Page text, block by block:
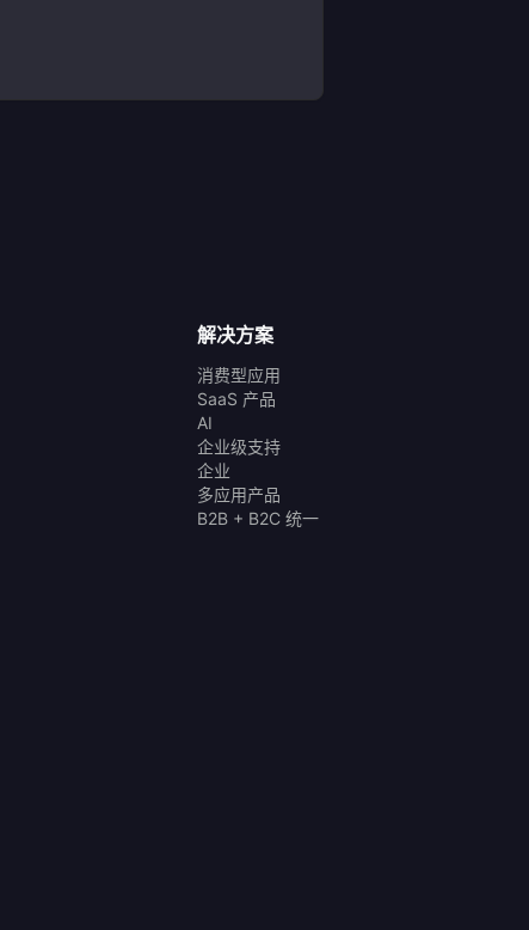
解决方案
消费型应用
SaaS 产品
AI
企业级支持
企业
多应用产品
B2B + B2C 统一